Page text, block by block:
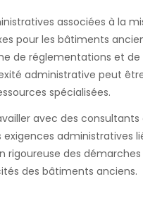
associées à la
pour les bâtiments
de réglementations et
administrative peut
spécialisées.
avec des
administratives
rigoureuse des
des bâtiments anciens.